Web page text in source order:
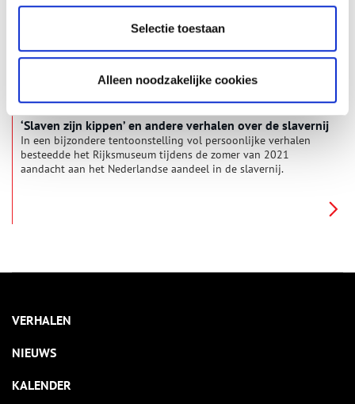
Selectie toestaan
Alleen noodzakelijke cookies
‘Slaven zijn kippen’ en andere verhalen over de slavernij
In een bijzondere tentoonstelling vol persoonlijke verhalen
besteedde het Rijksmuseum tijdens de zomer van 2021
aandacht aan het Nederlandse aandeel in de slavernij.
VERHALEN
NIEUWS
KALENDER